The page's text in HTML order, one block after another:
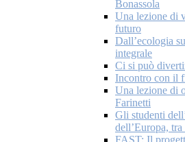
Bonassola
Una lezione di
futuro
Dall’ecologia
integrale
Ci si può
Incontro con il
Una lezione di
Farinetti
Gli studenti
dell’Europa, tra